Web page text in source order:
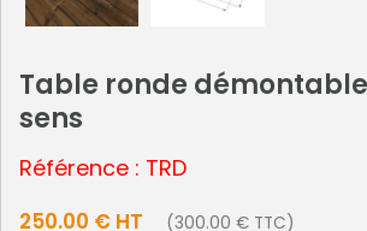
Table ronde
sens
Référence : TRD
250.00 € HT (300.00 € TTC)